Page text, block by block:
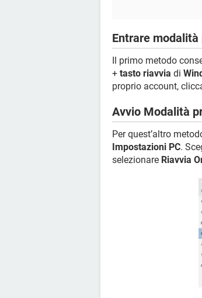
Entrare
Il primo metodo
+ tasto riavvia di
proprio account,
Avvio Modalità
Per quest’altro
Impostazioni PC.
selezionare Riavvia